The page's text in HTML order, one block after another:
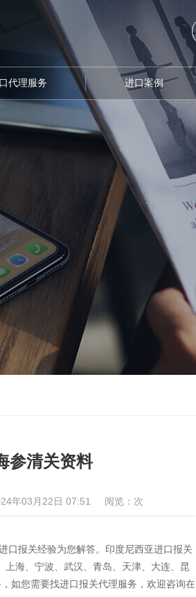
代理服务 进口案例
参清关资料
年03月22日 07:51 阅览： 次
口报关经验为您解答。印度尼西亚进口报关
海、宁波、武汉、青岛、天津、大连、昆
如您需要找进口报关代理服务，欢迎咨询在